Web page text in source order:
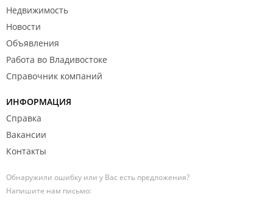
Недвижимость
Новости
Объявления
Работа во Владивостоке
Справочник компаний
ИНФОРМАЦИЯ
Справка
Вакансии
Контакты
Обнаружили ошибку или у Вас есть предложения?
Напишите нам письмо: